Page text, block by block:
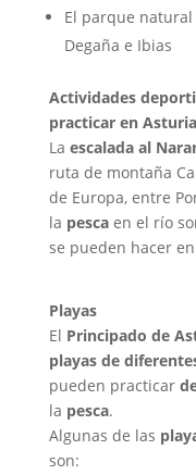
El parque natural
Degaña e Ibias
Actividades
practicar en
La escalada al
ruta de montaña
de Europa, entre
la pescaen el río
se pueden hacer
Playas
El Principado de
playas de
pueden practicar
la pesca.
Algunas de las
son: